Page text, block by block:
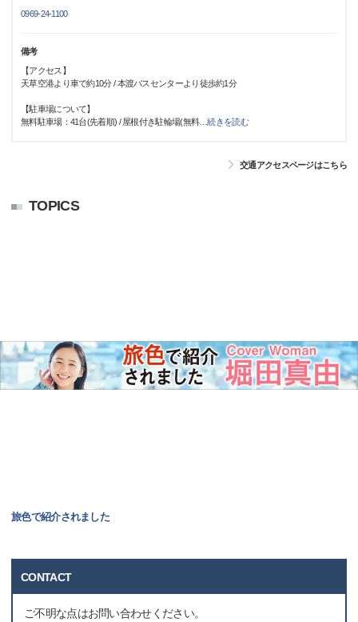
0969-24-1100
備考
【アクセス】
天草空港より車で約10分 / 本渡バスセンターより徒歩約1分
【駐車場について】
無料駐車場：41台(先着順) / 屋根付き駐輪場(無料…続きを読む
交通アクセスページはこちら
TOPICS
旅色で紹介されました
CONTACT
ご不明な点はお問い合わせください。